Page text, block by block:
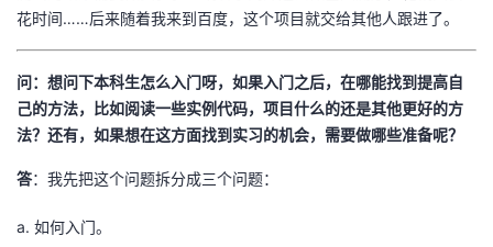
花时间……后来随着我来到百度，这个项目就交给其他人跟进了。
问：想问下本科生怎么入门呀，如果入门之后，在哪能找到提高自
己的方法，比如阅读一些实例代码，项目什么的还是其他更好的方
法？还有，如果想在这方面找到实习的机会，需要做哪些准备呢？
答：我先把这个问题拆分成三个问题：
a. 如何入门。